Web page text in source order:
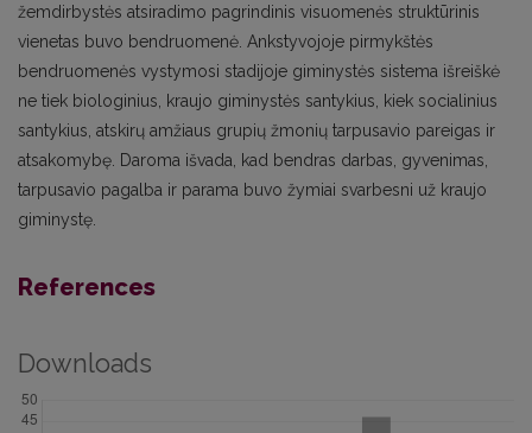
žemdirbystės atsiradimo pagrindinis visuomenės struktūrinis
vienetas buvo bendruomenė. Ankstyvojoje pirmykštės
bendruomenės vystymosi stadijoje giminystės sistema išreiškė
ne tiek biologinius, kraujo giminystės santykius, kiek socialinius
santykius, atskirų amžiaus grupių žmonių tarpusavio pareigas ir
atsakomybę. Daroma išvada, kad bendras darbas, gyvenimas,
tarpusavio pagalba ir parama buvo žymiai svarbesni už kraujo
giminystę.
References
Downloads